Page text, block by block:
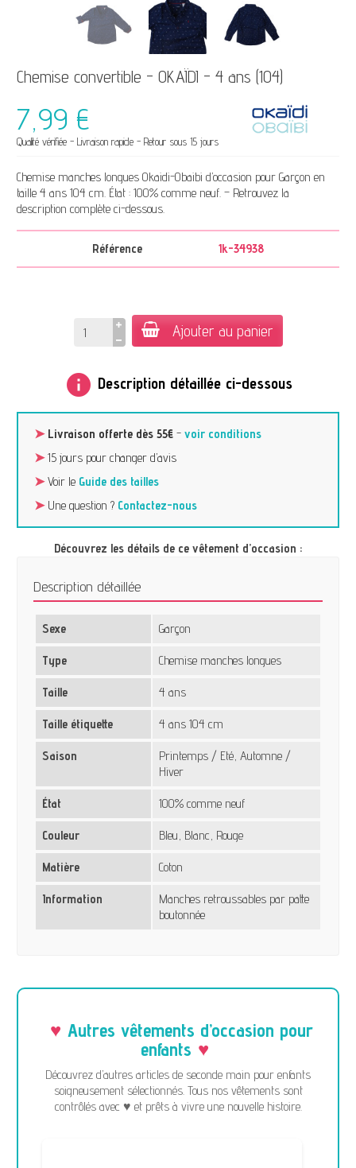
Chemise convertible - OKAÏDI - 4 ans (104)
7,99 €
Qualité vérifiée - Livraison rapide - Retour sous 15 jours
Chemise manches longues Okaidi-Obaibi d’occasion pour Garçon en
taille 4 ans 104 cm. État : 100% comme neuf. – Retrouvez la
description complète ci-dessous.
Référence 1k-34938
Ajouter au panier
info Description détaillée ci-dessous
➤ Livraison offerte dès 55€ -voir conditions
➤15 jours pour changer d’avis
➤Voir le Guide des tailles
➤Une question ? Contactez-nous
Découvrez les détails de ce vêtement d’occasion :
Description détaillée
Sexe Garçon
Type Chemise manches longues
Taille 4 ans
Taille étiquette 4 ans 104 cm
Saison
Printemps / Eté, Automne /
Hiver
État 100% comme neuf
Couleur Bleu, Blanc, Rouge
Matière Coton
Information
Manches retroussables par patte
boutonnée
Autres vêtements d’occasion pour
enfants
Découvrez d’autres articles de seconde main pour enfants
soigneusement sélectionnés. Tous nos vêtements sont
contrôlés avec ♥ et prêts à vivre une nouvelle histoire.